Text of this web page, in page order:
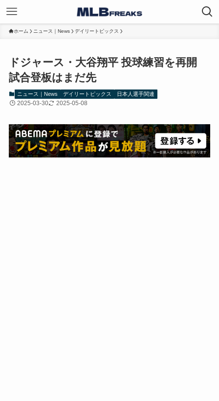
ホーム ニュース｜News デイリートピックス
ドジャース・大谷翔平 投球練習を再開
試合登板はまだ先
ニュース｜News デイリートピックス 日本人選手関連
2025-03-30 2025-05-08